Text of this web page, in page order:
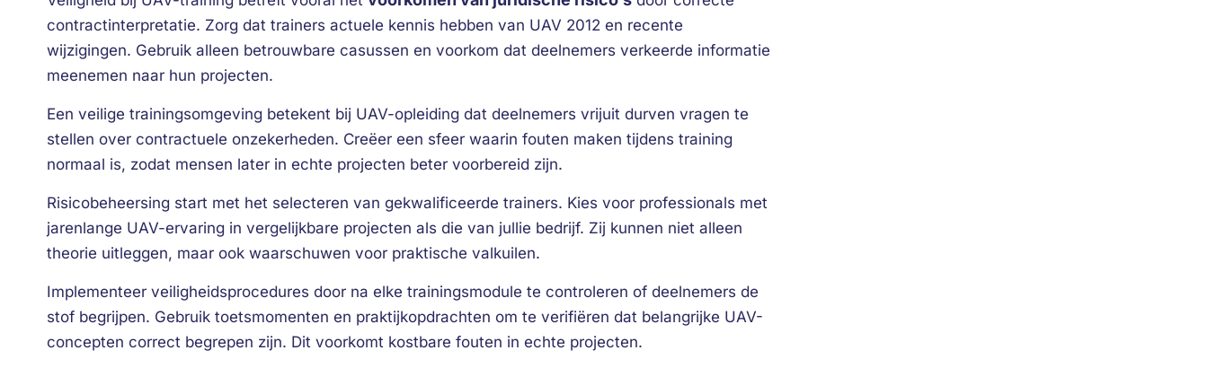
contractinterpretatie. Zorg dat trainers actuele kennis hebben van UAV 2012 en recente
wijzigingen. Gebruik alleen betrouwbare casussen en voorkom dat deelnemers verkeerde informatie
meenemen naar hun projecten.
Een veilige trainingsomgeving betekent bij UAV-opleiding dat deelnemers vrijuit durven vragen te
stellen over contractuele onzekerheden. Creëer een sfeer waarin fouten maken tijdens training
normaal is, zodat mensen later in echte projecten beter voorbereid zijn.
Risicobeheersing start met het selecteren van gekwalificeerde trainers. Kies voor professionals met
jarenlange UAV-ervaring in vergelijkbare projecten als die van jullie bedrijf. Zij kunnen niet alleen
theorie uitleggen, maar ook waarschuwen voor praktische valkuilen.
Implementeer veiligheidsprocedures door na elke trainingsmodule te controleren of deelnemers de
stof begrijpen. Gebruik toetsmomenten en praktijkopdrachten om te verifiëren dat belangrijke UAV-
concepten correct begrepen zijn. Dit voorkomt kostbare fouten in echte projecten.